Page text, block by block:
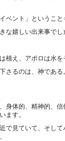
ベント」ということ
な嬉しい出来事でし
植え、アポロは水を
さるのは、神であ
身体的、精神的、
ます。
で見ていて、そして